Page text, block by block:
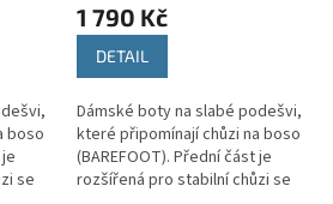
boso
se
1 790 Kč
DETAIL
Dámské boty na slabé podešvi,
které připomínají chůzi na boso
(BAREFOOT). Přední část je
rozšířená pro stabilní chůzi se